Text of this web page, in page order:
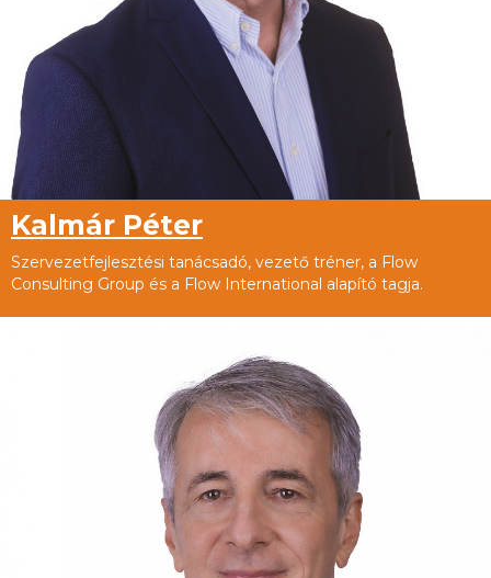
Kalmár Péter
Szervezetfejlesztési tanácsadó, vezető tréner, a Flow
Consulting Group és a Flow International alapító tagja.